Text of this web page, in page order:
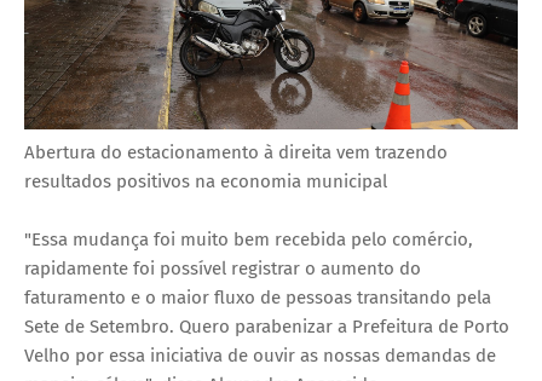
Abertura do estacionamento à direita vem trazendo
resultados positivos na economia municipal
"Essa mudança foi muito bem recebida pelo comércio,
rapidamente foi possível registrar o aumento do
faturamento e o maior fluxo de pessoas transitando pela
Sete de Setembro. Quero parabenizar a Prefeitura de Porto
Velho por essa iniciativa de ouvir as nossas demandas de